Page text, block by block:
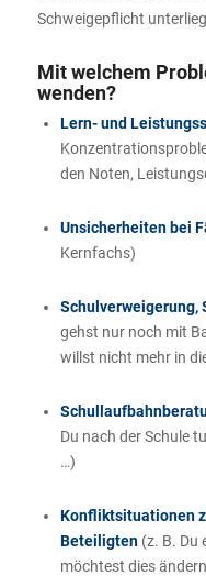
Schweigepflicht
Mit welchem
wenden?
Lern- und
den Noten,
Unsicherheiten bei
Kernfachs)
Schulverweigerung,
gehst nur noch mit
willst nicht mehr in
Du nach der Schule
…)
Konfliktsituationen
Beteiligten(z. B. Du
möchtest dies